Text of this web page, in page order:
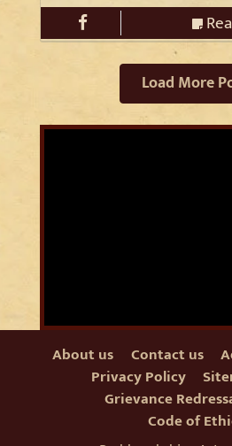
Load More
About us Contact us
Privacy Policy
Grievance
Code of